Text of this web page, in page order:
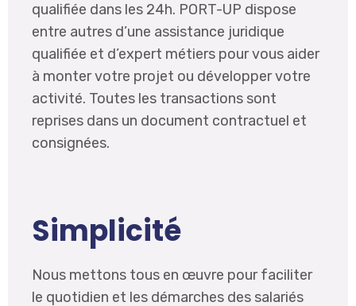
qualifiée dans les 24h. PORT-UP dispose
entre autres d’une assistance juridique
qualifiée et d’expert métiers pour vous aider
à monter votre projet ou développer votre
activité. Toutes les transactions sont
reprises dans un document contractuel et
consignées.
Simplicité
Nous mettons tous en œuvre pour faciliter
le quotidien et les démarches des salariés